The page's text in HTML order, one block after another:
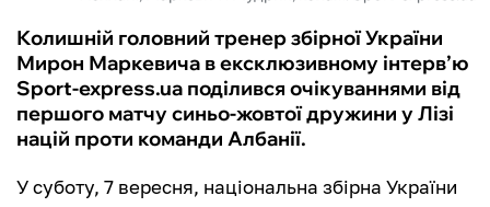
Колишній головний тренер збірної України
Мирон Маркевича в ексклюзивному інтерв’ю
Sport-express.ua поділився очікуваннями від
першого матчу синьо-жовтої дружини у Лізі
націй проти команди Албанії.
У суботу, 7 вересня, національна збірна України